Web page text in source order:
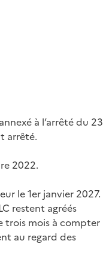
à l’arrêté du 23
arrêté.
2022.
le 1er janvier 2027.
restent agréés
trois mois à compter
au regard des